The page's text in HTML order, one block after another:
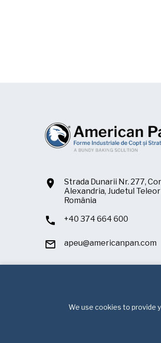
Strada Dunarii Nr. 277,
Alexandria, Judetul
România
+40 374 664 600
apeu@americanpan.com
We use cookies to provide